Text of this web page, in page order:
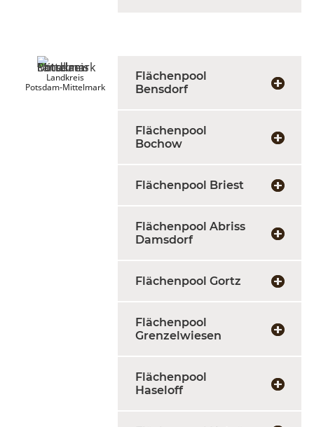
Landkreis
Potsdam-Mittelmark
Flächenpool
Bensdorf
Flächenpool
Bochow
Flächenpool Briest
Flächenpool Abriss
Damsdorf
Flächenpool Gortz
Flächenpool
Grenzelwiesen
Flächenpool
Haseloff